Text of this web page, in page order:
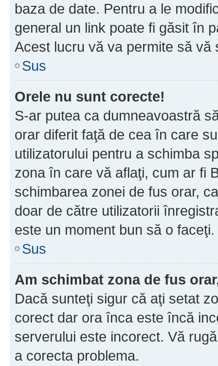
baza de date. Pentru a le
general un link poate fi găsit în
Acest lucru vă va permite să vă
Sus
Orele nu sunt corecte!
S-ar putea ca dumneavoastră
orar diferit faţă de cea în care
utilizatorului pentru a schimba
zona în care vă aflaţi, cum ar fi
schimbarea zonei de fus orar,
doar de către utilizatorii
este un moment bun să o faceţi.
Sus
Am schimbat zona de fus
Dacă sunteţi sigur că aţi setat
corect dar ora înca este încă
serverului este incorect. Vă
a corecta problema.